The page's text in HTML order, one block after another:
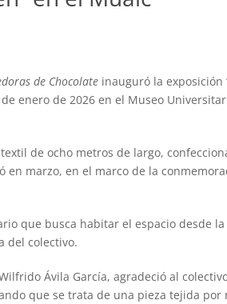
de Chocolateinauguró la exposición
enero de 2026 en el Museo
de ocho metros de largo,
en marzo, en el marco de la
que busca habitar el espacio desde
del colectivo.
Ávila García, agradeció al
que se trata de una pieza tejida por